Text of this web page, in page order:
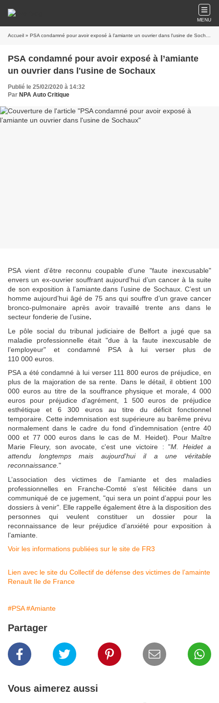
MENU
Accueil » PSA condamné pour avoir exposé à l’amiante un ouvrier dans l'usine de Sochaux
PSA condamné pour avoir exposé à l’amiante
un ouvrier dans l'usine de Sochaux
Publié le 25/02/2020 à 14:32
Par NPA Auto Critique
PSA vient d’être reconnucoupable d’une "faute inexcusable"
envers un ex-ouvrier souffrant aujourd’hui d’un cancerà la suite
de son exposition à l’amiante.dans l’usine de Sochaux. C’est un
homme aujourd’hui âgé de 75 ans qui souffre d’un grave cancer
bronco-pulmonaire après avoir travaillé trente ans dans le
secteur fonderie de l’usine.
Le pôle social du tribunal judiciaire de Belfort a jugé que sa
maladie professionnelle était "due à la faute inexcusable de
l’employeur" et condamné PSA à lui verser plus de
110 000 euros.
PSA a été condamné à lui verser111 800 euros de préjudice , en
plus de la majoration de sa rente. Dans le détail, il obtient 100
000 euros au titre de la souffrance physique et morale, 4 000
euros pour préjudice d'agrément, 1 500 euros de préjudice
esthétique et 6 300 euros au titre du déficit fonctionnel
temporaire. Cette indemnisation est supérieure au barême prévu
normalement dans le cadre du fond d'indemnisation (entre 40
000 et 77 000 euros dans le cas de M. Heidet). Pour Maître
Marie Fleury, son avocate, c'est une victoire : "M. Heidet a
attendu longtemps mais aujourd'hui il a une véritable
reconnaissance. "
L’association des victimes de l’amiante et des maladies
professionnelles en Franche-Comté s’est félicitée dans un
communiqué de ce jugement, "qui sera un point d’appui pour les
dossiers à venir". Elle rappelle également être à la disposition des
personnes qui veulent constituer un dossier pour la
reconnaissance de leur préjudice d’anxiété pour exposition à
l’amiante.
Voir les informations publiées sur le site de FR3
Lien avec le site du Collectif de défense des victimes de l’amainte
Renault Ile de France
#PSA #Amiante
Partager
Vous aimerez aussi